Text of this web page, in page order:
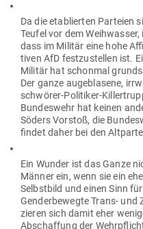
Da die eta­blierten Par­teien
Teufel vor dem
dass im Militär eine hohe
tiven AfD fest­zu­stellen ist.
Militär hat schonmal
Der ganze augeblasene,
schwörer-Poli­tiker-
Bun­deswehr hat keinen
Söders Vorstoß, die
findet daher bei den
Ein Wunder ist das Ganze
Männer ein, wenn sie ein
Selbstbild und einen Sinn
Gen­der­be­wegte Trans-
zieren sich damit eher
Abschaffung der